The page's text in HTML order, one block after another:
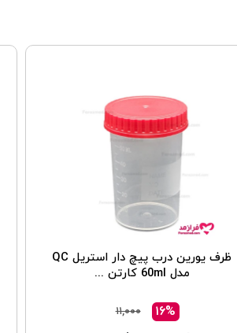
ظرف یورین درب پیچ دار استریل QC
مدل 60ml کارتن ...
۱۶% ۱۱,۰۰۰